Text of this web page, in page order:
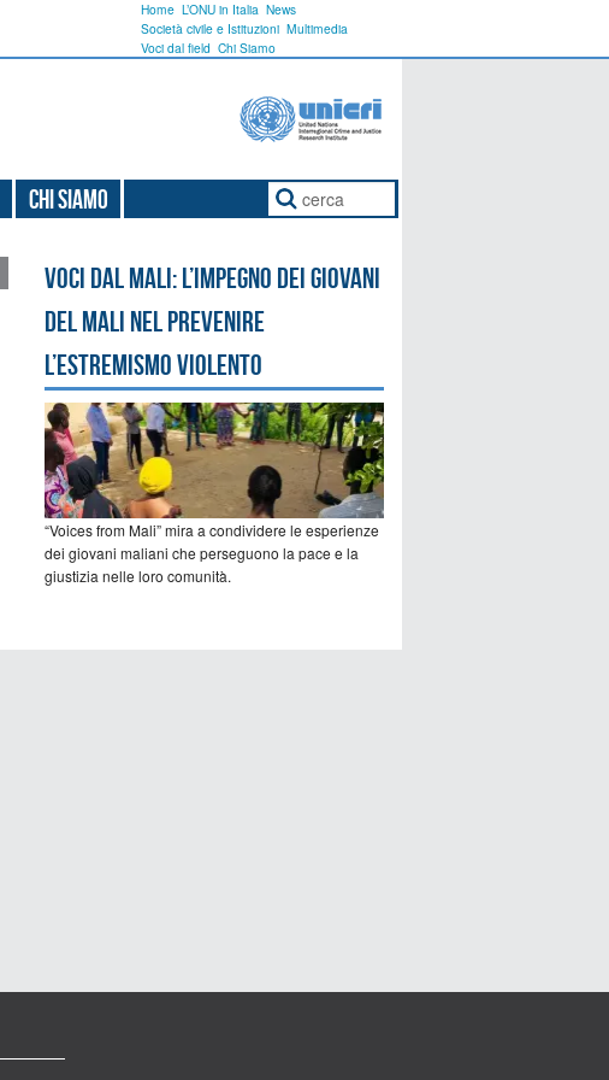
Home L’ONU in Italia News
Società civile e Istituzioni Multimedia
Voci dal field Chi Siamo
Chi Siamo
Voci dal Mali: l’impegno dei giovani
del Mali nel prevenire
l’estremismo violento
“Voices from Mali” mira a condividere le esperienze
dei giovani maliani che perseguono la pace e la
giustizia nelle loro comunità.